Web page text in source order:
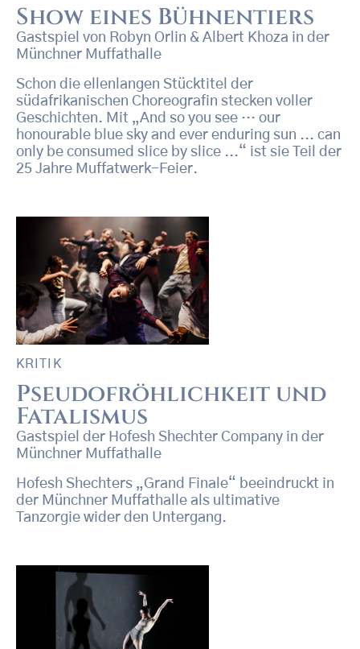
Show eines Bühnentiers
Gastspiel von Robyn Orlin & Albert Khoza in der
Münchner Muffathalle
Schon die ellenlangen Stücktitel der
südafrikanischen Choreografin stecken voller
Geschichten. Mit „And so you see … our
honourable blue sky and ever enduring sun ... can
only be consumed slice by slice ...“ ist sie Teil der
25 Jahre Muffatwerk-Feier.
KRITIK
Pseudofröhlichkeit und
Fatalismus
Gastspiel der Hofesh Shechter Company in der
Münchner Muffathalle
Hofesh Shechters „Grand Finale“ beeindruckt in
der Münchner Muffathalle als ultimative
Tanzorgie wider den Untergang.